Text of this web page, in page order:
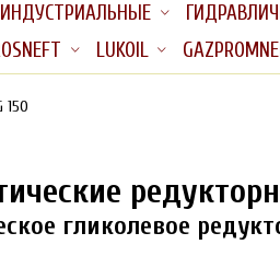
ИНДУСТРИАЛЬНЫЕ
LUKOIL
150
гликолевое